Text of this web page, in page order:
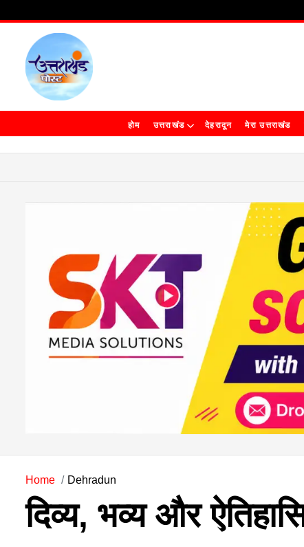
होम उत्तराखंड देहरादून मेरा उत्तराखंड
Home Dehradun
दिव्य, भव्य और